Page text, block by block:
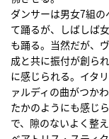
ダンサーは男女7組
て踊るが、しばしば
も踊る。当然だが、
成と共に振付が創ら
に感じられる。イタ
ァルディの曲がつか
たかのようにも感じ
で、隙のないよく整